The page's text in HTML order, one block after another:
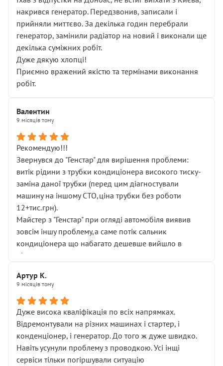
накрився генератор. Передзвонив, записали і
прийняли миттєво. За декілька годин перебрали
генератор, замінили радіатор на новий і виконали ще
декілька суміжних робіт.
Дуже дякую хлопці!
Приємно вражений якістю та термінами виконання
робіт.
Валентин
9 місяців тому
Рекомендую!!!
Звернувся до "Генстар" для вирішення проблеми:
витік рідини з трубки кондиціонера високого тиску-
заміна даної трубки (перед цим діагностували
машину на іншому СТО,ціна трубки без роботи
12+тис.грн).
Майстер з "Генстар" при огляді автомобіля виявив
зовсім іншу проблему,а саме потік сальник
кондиціонера що набагато дешевше вийшло в
підсумку.
Артур К.
9 місяців тому
Дуже висока кваліфікація по всіх напрямках.
Відремонтували на різних машинах і стартер, і
конденціонер, і генератор. До того ж дуже швидко.
Навіть усунули проблему з проводкою. Усі інщі
сервіси тільки погіршували ситуацію